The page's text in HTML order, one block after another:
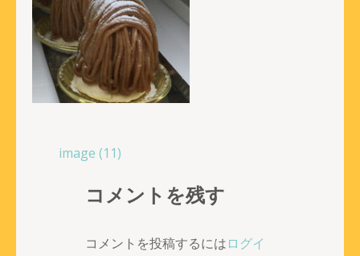
投
image (11)
コメントを残す
コメントを投稿するにはログイ